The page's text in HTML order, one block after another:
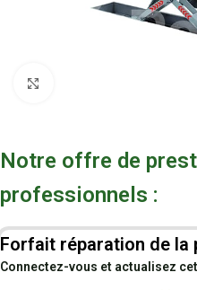
Notre offre de
professionnels :
Forfait réparation de la
Connectez-vous et actualisez